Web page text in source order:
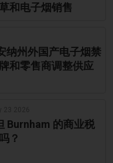
和电子烟销售
纳州外国产电子烟禁
和零售商调整供应
Burnham 的商业税
？